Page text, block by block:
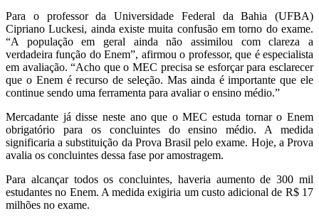
Para o professor da Universidade Federal da Bahia (UFBA)
Cipriano Luckesi, ainda existe muita confusão em torno do exame.
“A população em geral ainda não assimilou com clareza a
verdadeira função do Enem”, afirmou o professor, que é especialista
em avaliação. “Acho que o MEC precisa se esforçar para esclarecer
que o Enem é recurso de seleção. Mas ainda é importante que ele
continue sendo uma ferramenta para avaliar o ensino médio.”
Mercadante já disse neste ano que o MEC estuda tornar o Enem
obrigatório para os concluintes do ensino médio. A medida
significaria a substituição da Prova Brasil pelo exame. Hoje, a Prova
avalia os concluintes dessa fase por amostragem.
Para alcançar todos os concluintes, haveria aumento de 300 mil
estudantes no Enem. A medida exigiria um custo adicional de R$ 17
milhões no exame.